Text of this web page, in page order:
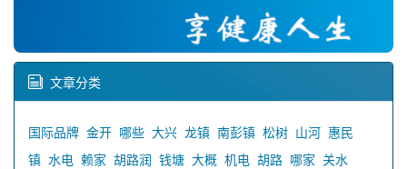
文章分类
国际品牌 金开 哪些 大兴 龙镇 南彭镇 松树 山河 惠民
镇 水电 赖家 胡路润 钱塘 大概 机电 胡路 哪家 关水